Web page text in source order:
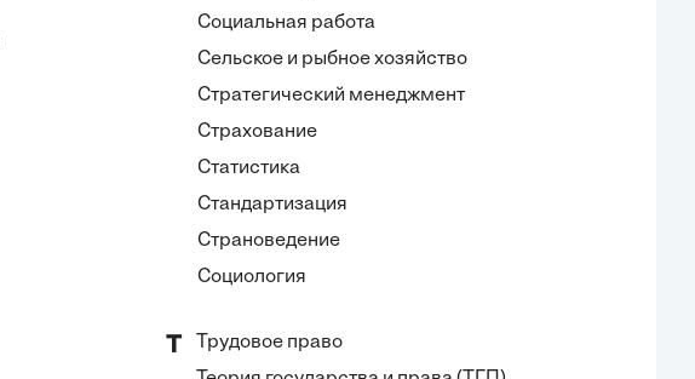
Социальная работа
Сельское и рыбное хозяйство
Стратегический менеджмент
Страхование
Статистика
Стандартизация
Страноведение
Социология
Т
Трудовое право